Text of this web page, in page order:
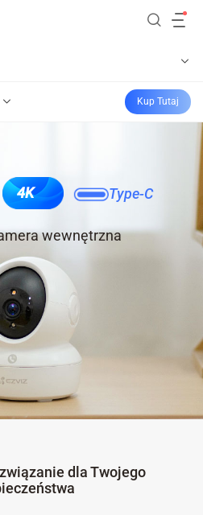
Kup Tutaj
4K Type-C
wewnętrzna
dla Twojego